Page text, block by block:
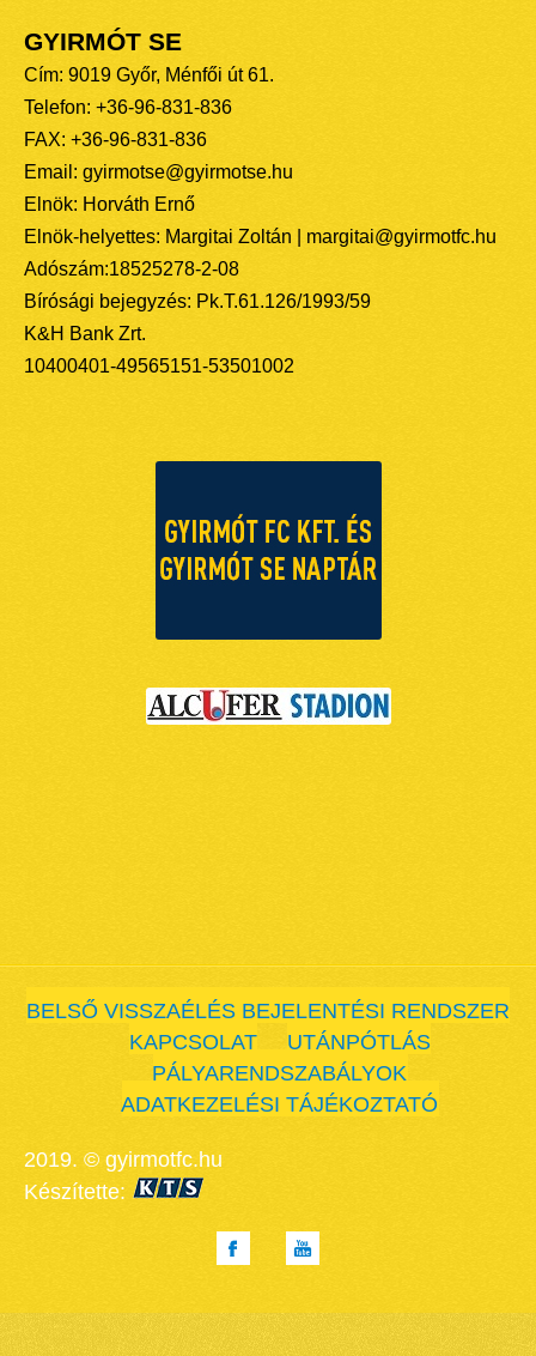
GYIRMÓT SE
Cím: 9019 Győr, Ménfői út 61.
Telefon: +36-96-831-836
FAX: +36-96-831-836
Email: gyirmotse@gyirmotse.hu
Elnök: Horváth Ernő
Elnök-helyettes: Margitai Zoltán | margitai@gyirmotfc.hu
Adószám:18525278-2-08
Bírósági bejegyzés: Pk.T.61.126/1993/59
K&H Bank Zrt.
10400401-49565151-53501002
BELSŐ VISSZAÉLÉS BEJELENTÉSI RENDSZER
KAPCSOLAT
UTÁNPÓTLÁS
PÁLYARENDSZABÁLYOK
ADATKEZELÉSI TÁJÉKOZTATÓ
2019. © gyirmotfc.hu
Készítette: